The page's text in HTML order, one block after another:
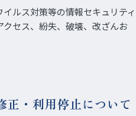
ルス対策等の情報セキュリティ
セス、紛失、破壊、改ざんお
正・利用停止について